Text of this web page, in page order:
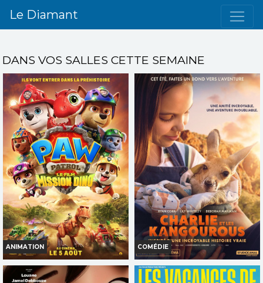
Le Diamant
DANS VOS SALLES CETTE SEMAINE
ANIMATION
LA PAT' PATROUILLE : LE FILM
MISSION DINO
COMÉDIE
CHARLIE ET LES KANGOUROUS